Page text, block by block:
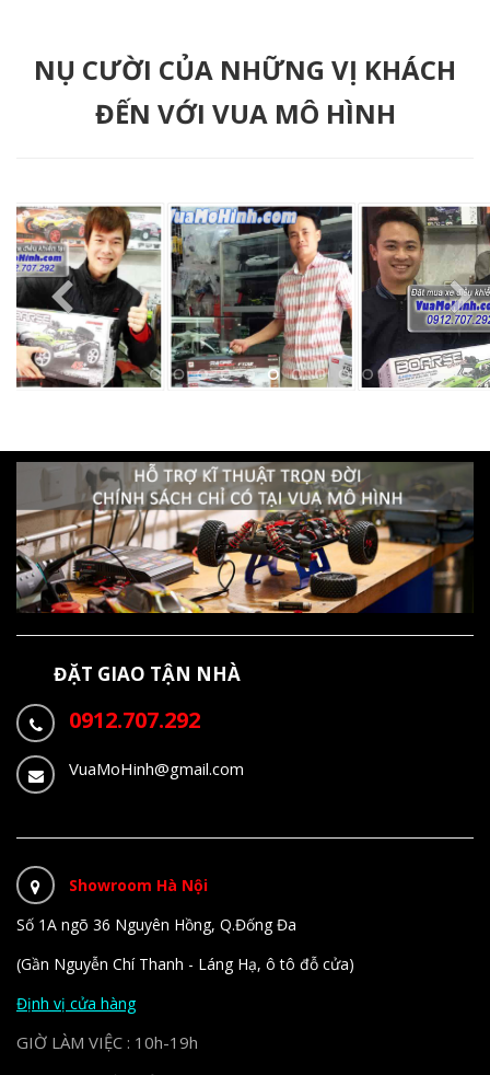
NỤ CƯỜI CỦA NHỮNG VỊ KHÁCH
ĐẾN VỚI VUA MÔ HÌNH
ĐẶT GIAO TẬN NHÀ
0912.707.292
VuaMoHinh@gmail.com
Showroom Hà Nội
Số 1A ngõ 36 Nguyên Hồng, Q.Đống Đa
(Gần Nguyễn Chí Thanh - Láng Hạ, ô tô đỗ cửa)
Định vị cửa hàng
GIỜ LÀM VIỆC : 10h-19h